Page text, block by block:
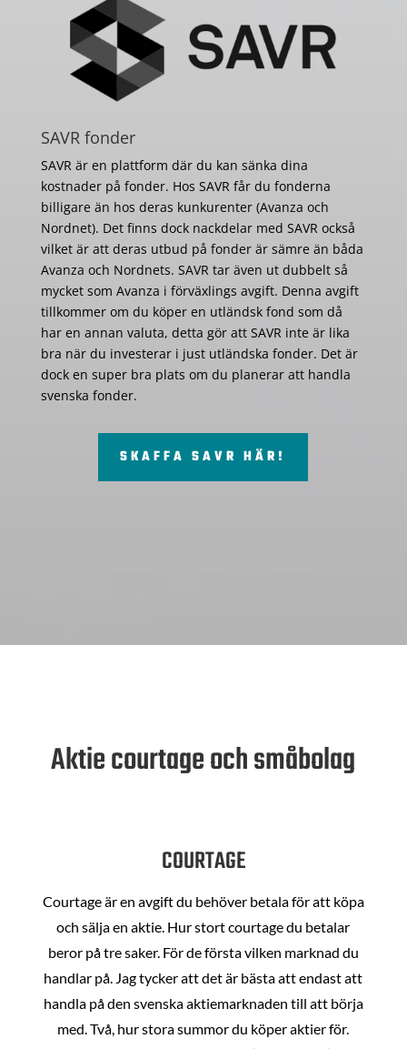
SAVR fonder
SAVR är en plattform där du kan sänka dina
kostnader på fonder. Hos SAVR får du fonderna
billigare än hos deras kunkurenter (Avanza och
Nordnet). Det finns dock nackdelar med SAVR också
vilket är att deras utbud på fonder är sämre än båda
Avanza och Nordnets. SAVR tar även ut dubbelt så
mycket som Avanza i förväxlings avgift. Denna avgift
tillkommer om du köper en utländsk fond som då
har en annan valuta, detta gör att SAVR inte är lika
bra när du investerar i just utländska fonder. Det är
dock en super bra plats om du planerar att handla
svenska fonder.
SKAFFA SAVR HÄR!
Aktie courtage och småbolag
COURTAGE
Courtage är en avgift du behöver betala för att köpa
och sälja en aktie. Hur stort courtage du betalar
beror på tre saker. För de första vilken marknad du
handlar på. Jag tycker att det är bästa att endast att
handla på den svenska aktiemarknaden till att börja
med. Två, hur stora summor du köper aktier för.